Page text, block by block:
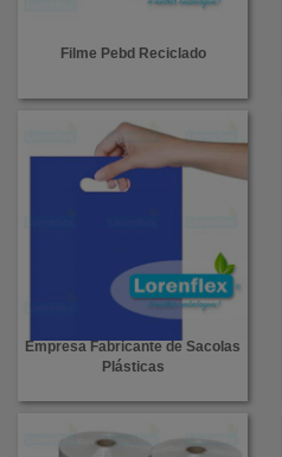
Filme Pebd Reciclado
Empresa Fabricante de Sacolas
Plásticas